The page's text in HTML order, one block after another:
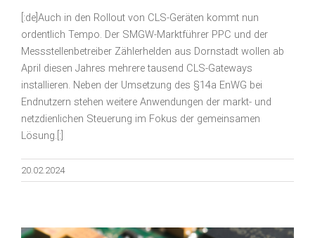
[:de]Auch in den Rollout von CLS-Geräten kommt nun
ordentlich Tempo. Der SMGW-Marktführer PPC und der
Messstellenbetreiber Zählerhelden aus Dornstadt wollen ab
April diesen Jahres mehrere tausend CLS-Gateways
installieren. Neben der Umsetzung des §14a EnWG bei
Endnutzern stehen weitere Anwendungen der markt- und
netzdienlichen Steuerung im Fokus der gemeinsamen
Lösung.[:]
20.02.2024